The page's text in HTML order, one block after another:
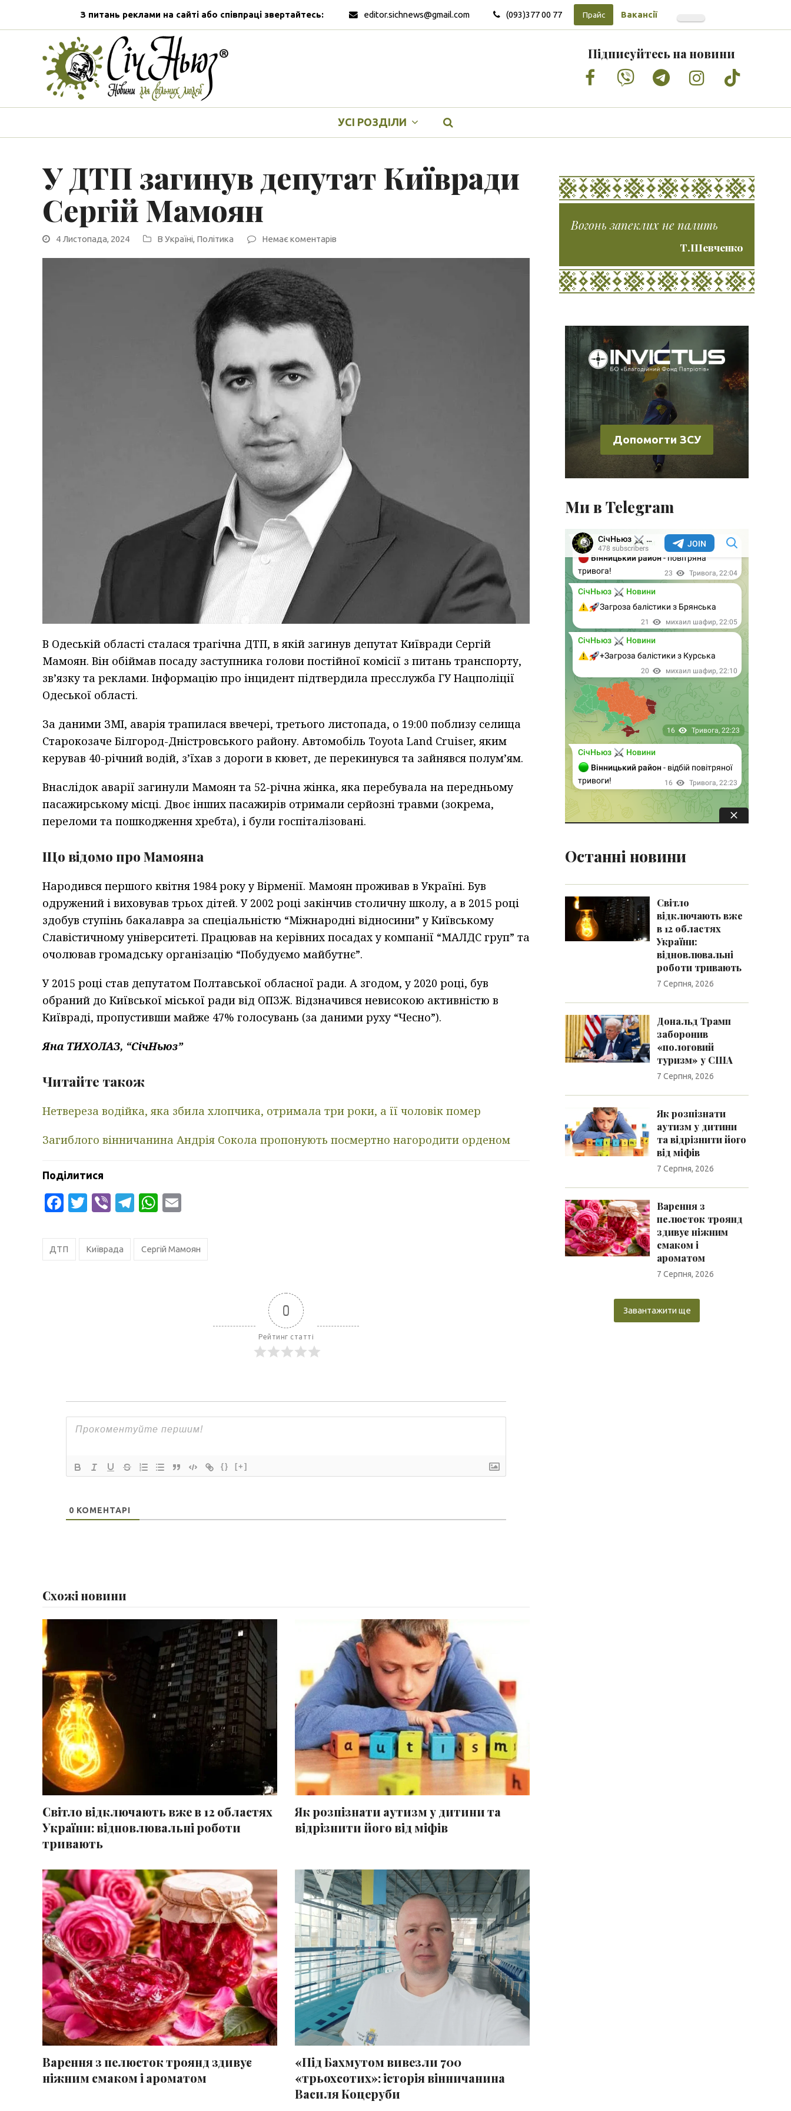
З питань реклами на сайті або співпраці звертайтесь: editor.sichnews@gmail.com (093)377 00 77 Прайс Вакансії
Підписуйтесь на новини
Facebook
VimeoTumblrInstagram
Tiktok
УСІ РОЗДІЛИ
У ДТП загинув депутат Київради
Сергій Мамоян
4 Листопада, 2024 В Україні, Політика Немає коментарів
В Одеській області сталася трагічна ДТП, в якій загинув депутат Київради Сергій
Мамоян. Він обіймав посаду заступника голови постійної комісії з питань транспорту,
зв’язку та реклами. Інформацію про інцидент підтвердила пресслужба ГУ Нацполіції
Одеської області.
За даними ЗМІ, аварія трапилася ввечері, третього листопада, о 19:00 поблизу селища
Старокозаче Білгород-Дністровського району. Автомобіль Toyota Land Cruiser, яким
керував 40-річний водій, з’їхав з дороги в кювет, де перекинувся та зайнявся полум’ям.
Внаслідок аварії загинули Мамоян та 52-річна жінка, яка перебувала на передньому
пасажирському місці. Двоє інших пасажирів отримали серйозні травми (зокрема,
переломи та пошкодження хребта), і були госпіталізовані.
Що відомо про Мамояна
Народився першого квітня 1984 року у Вірменії. Мамоян проживав в Україні. Був
одружений і виховував трьох дітей. У 2002 році закінчив столичну школу, а в 2015 році
здобув ступінь бакалавра за спеціальністю “Міжнародні відносини” у Київському
Славістичному університеті. Працював на керівних посадах у компанії “МАЛДС груп” та
очолював громадську організацію “Побудуємо майбутнє”.
У 2015 році став депутатом Полтавської обласної ради. А згодом, у 2020 році, був
обраний до Київської міської ради від ОПЗЖ. Відзначився невисокою активністю в
Київраді, пропустивши майже 47% голосувань (за даними руху “Чесно”).
Яна ТИХОЛАЗ, “СічНьюз”
Читайте також
Нетвереза ​​водійка, яка збила хлопчика, отримала три роки, а її чоловік помер
Загиблого вінничанина Андрія Сокола пропонують посмертно нагородити орденом
Поділитися
Facebook
Twitter
ViberTelegram
WhatsApp
ДТП Київрада Сергій Мамоян
0
Рейтинг статті
{} [+]
0 КОМЕНТАРІ
Схожі новини
Світло відключають вже в 12 областях
України: відновлювальні роботи
тривають
Як розпізнати аутизм у дитини та
відрізнити його від міфів
Варення з пелюсток троянд здивує
ніжним смаком і ароматом
«Під Бахмутом вивезли 700
«трьохсотих»: історія вінничанина
Василя Коцеруби
Вогонь запеклих не палить
Т.Шевченко
Допомогти ЗСУ
Ми в Telegram
Останні новини
Світло
відключають вже
в 12 областях
України:
відновлювальні
роботи тривають
7 Серпня, 2026
Дональд Трамп
заборонив
«пологовий
туризм» у США
7 Серпня, 2026
Як розпізнати
аутизм у дитини
та відрізнити його
від міфів
7 Серпня, 2026
Варення з
пелюсток троянд
здивує ніжним
смаком і
ароматом
7 Серпня, 2026
Завантажити ще